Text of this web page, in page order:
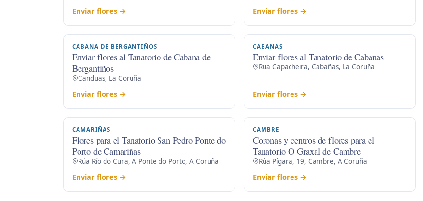
Enviar flores → Enviar flores →
CABANA DE BERGANTIÑOS
Enviar flores al Tanatorio de Cabana de
Bergantiños
Canduas, La Coruña
Enviar flores →
CABANAS
Enviar flores al Tanatorio de Cabanas
Rua Capacheira, Cabañas, La Coruña
Enviar flores →
CAMARIÑAS
Flores para el Tanatorio San Pedro Ponte do
Porto de Camariñas
Rúa Río do Cura, A Ponte do Porto, A Coruña
Enviar flores →
CAMBRE
Coronas y centros de flores para el
Tanatorio O Graxal de Cambre
Rúa Pígara, 19, Cambre, A Coruña
Enviar flores →